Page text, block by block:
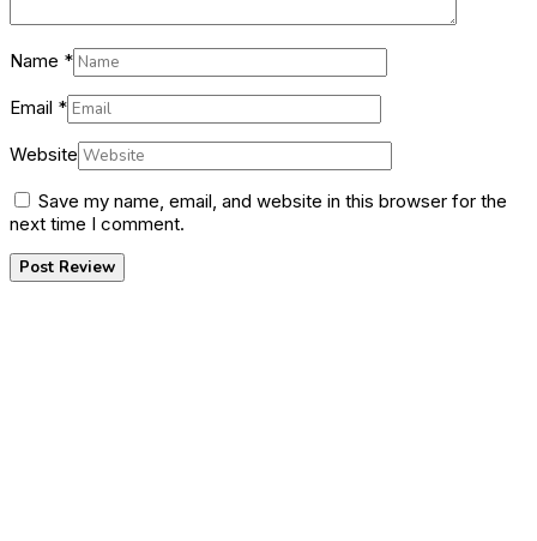
Name *
Email *
Website
Save my name, email, and website in this browser for the
next time I comment.